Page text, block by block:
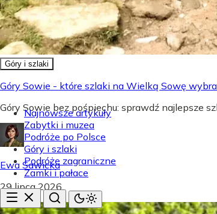
Najnowsze artykuły
Zabytki i muzea
Podróże po Polsce
Góry i szlaki
Podróże zagraniczne
Zamki i pałace
Góry i szlaki
Góry Sowie - które szlaki na Wielką Sowę
Góry Sowie bez pośpiechu: sprawdź najlepsze
Ewa Sawicka
29 lipca 2026